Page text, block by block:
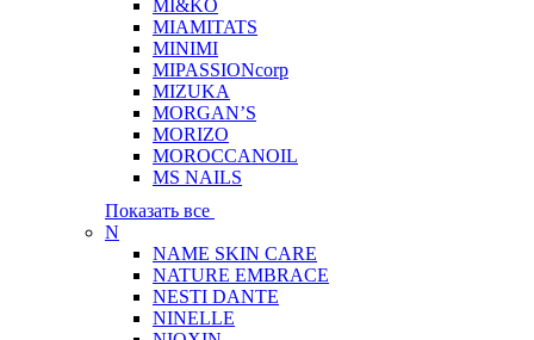
MI&KO
MIAMITATS
MINIMI
MIPASSIONcorp
MIZUKA
MORGAN’S
MORIZO
MOROCCANOIL
MS NAILS
Показать все
N
NAME SKIN CARE
NATURE EMBRACE
NESTI DANTE
NINELLE